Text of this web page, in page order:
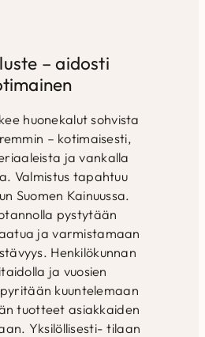
– aidosti
huonekalut sohvista
– kotimaisesti,
ja vankalla
Valmistus tapahtuu
Suomen Kainuussa.
pystytään
ja varmistamaan
Henkilökunnan
ja vuosien
kuuntelemaan
tuotteet asiakkaiden
Yksilöllisesti- tilaan